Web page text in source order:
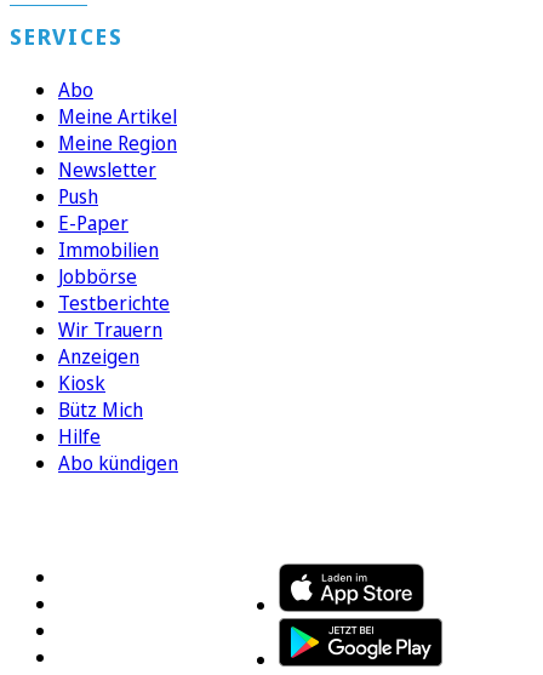
SERVICES
Abo
Meine Artikel
Meine Region
Newsletter
Push
E-Paper
Immobilien
Jobbörse
Testberichte
Wir Trauern
Anzeigen
Kiosk
Bütz Mich
Hilfe
Abo kündigen